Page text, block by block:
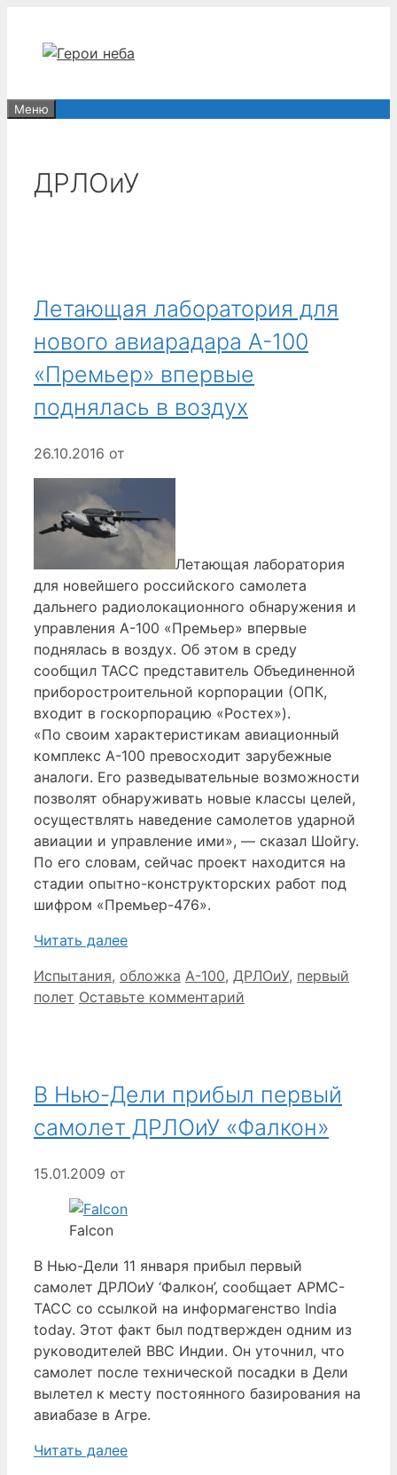
содержимому
Меню
ДРЛОиУ
Летающая лаборатория для
нового авиарадара А-100
«Премьер» впервые
поднялась в воздух
26.10.2016 от
Летающая лаборатория
для новейшего российского самолета
дальнего радиолокационного обнаружения и
управления А-100 «Премьер» впервые
поднялась в воздух. Об этом в среду
сообщил ТАСС представитель Объединенной
приборостроительной корпорации (ОПК,
входит в госкорпорацию «Ростех»).
«По своим характеристикам авиационный
комплекс А-100 превосходит зарубежные
аналоги. Его разведывательные возможности
позволят обнаруживать новые классы целей,
осуществлять наведение самолетов ударной
авиации и управление ими», — сказал Шойгу.
По его словам, сейчас проект находится на
стадии опытно-конструкторских работ под
шифром «Премьер-476».
Читать далее
Рубрики
Испытания, обложка Метки
А-100, ДРЛОиУ, первый
полет Оставьте комментарий
В Нью-Дели прибыл первый
самолет ДРЛОиУ «Фалкон»
15.01.2009 от
Falcon
В Нью-Дели 11 января прибыл первый
самолет ДРЛОиУ ‘Фалкон’, сообщает АРМС-
ТАСС со ссылкой на информагенство India
today. Этот факт был подтвержден одним из
руководителей ВВС Индии. Он уточнил, что
самолет после технической посадки в Дели
вылетел к месту постоянного базирования на
авиабазе в Агре.
Читать далее